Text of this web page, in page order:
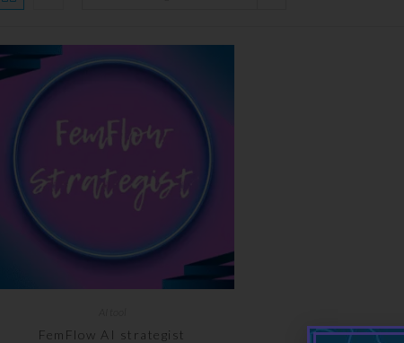
FemFlow AI strategist